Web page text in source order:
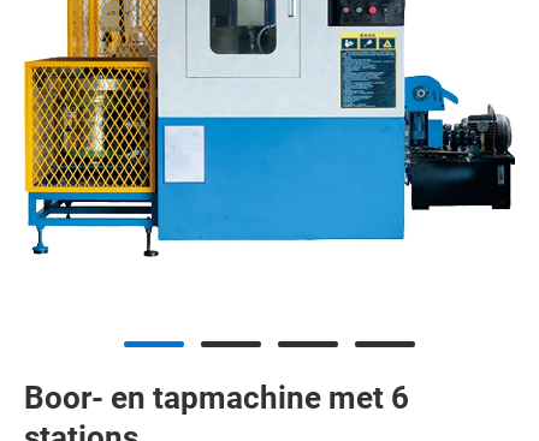
Boor- en tapmachine met 6